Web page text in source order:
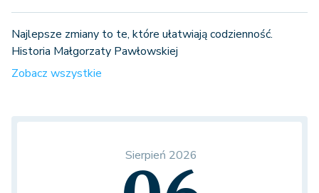
Najlepsze zmiany to te, które ułatwiają codzienność.
Historia Małgorzaty Pawłowskiej
Zobacz wszystkie
Sierpień 2026